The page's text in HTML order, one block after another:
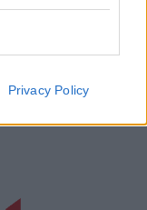
Privacy Policy